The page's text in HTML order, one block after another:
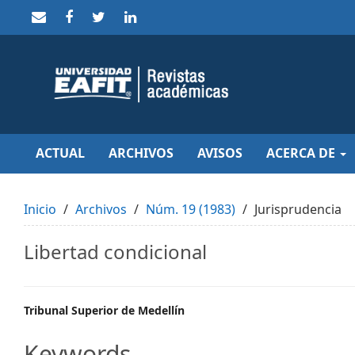
to
Main
Navigation
Content
Sidebar
ACTUAL ARCHIVOS AVISOS ACERCA DE
Inicio Archivos Núm. 19 (1983) Jurisprudencia
Libertad condicional
Main
Article
Tribunal Superior de Medellín